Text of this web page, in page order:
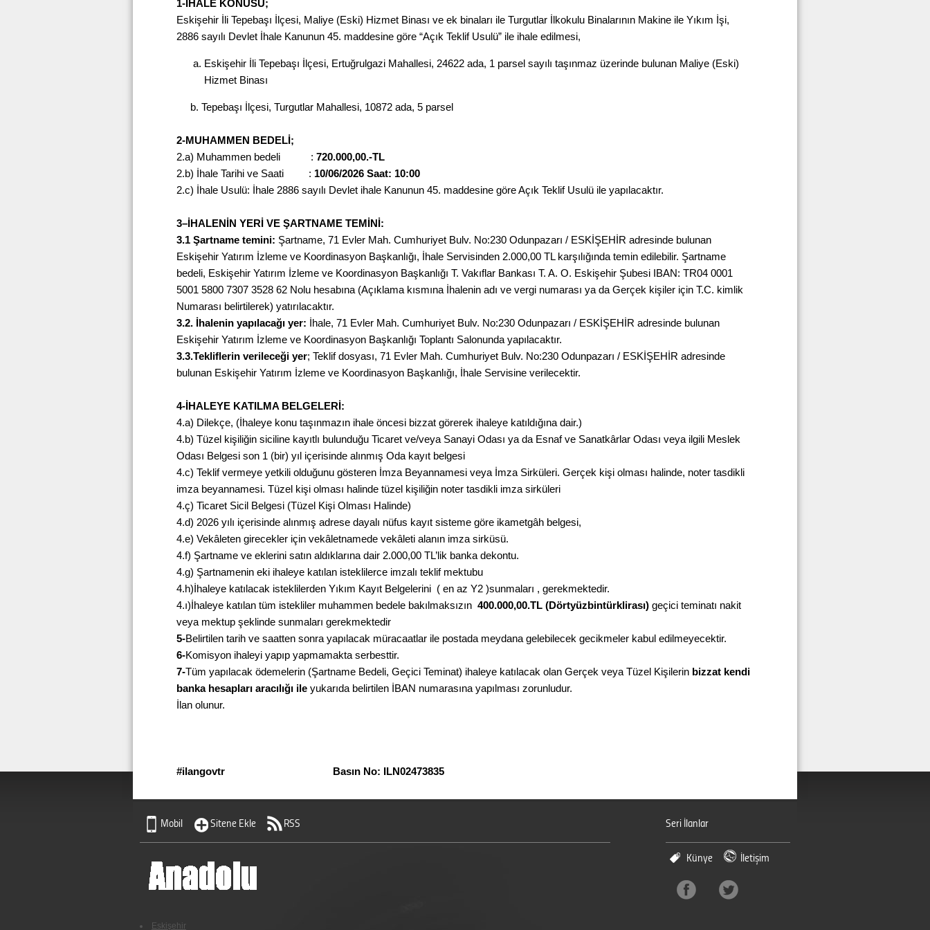
1-İHALE KONUSU;
Eskişehir İli Tepebaşı İlçesi, Maliye (Eski) Hizmet Binası ve ek binaları ile Turgutlar İlkokulu Binalarının Makine ile Yıkım İşi,
2886 sayılı Devlet İhale Kanunun 45. maddesine göre “Açık Teklif Usulü” ile ihale edilmesi,
Eskişehir İli Tepebaşı İlçesi, Ertuğrulgazi Mahallesi, 24622 ada, 1 parsel sayılı taşınmaz üzerinde bulunan Maliye (Eski)
Hizmet Binası
b. Tepebaşı İlçesi, Turgutlar Mahallesi, 10872 ada, 5 parsel
2-MUHAMMEN BEDELİ;
2.a) Muhammen bedeli : 720.000,00.-TL
2.b) İhale Tarihi ve Saati : 10/06/2026 Saat: 10:00
2.c) İhale Usulü: İhale 2886 sayılı Devlet ihale Kanunun 45. maddesine göre Açık Teklif Usulü ile yapılacaktır.
3–İHALENİN YERİ VE ŞARTNAME TEMİNİ:
3.1 Şartname temini: Şartname, 71 Evler Mah. Cumhuriyet Bulv. No:230 Odunpazarı / ESKİŞEHİR adresinde bulunan
Eskişehir Yatırım İzleme ve Koordinasyon Başkanlığı, İhale Servisinden 2.000,00 TL karşılığında temin edilebilir. Şartname
bedeli, Eskişehir Yatırım İzleme ve Koordinasyon Başkanlığı T. Vakıflar Bankası T. A. O. Eskişehir Şubesi IBAN: TR04 0001
5001 5800 7307 3528 62 Nolu hesabına (Açıklama kısmına İhalenin adı ve vergi numarası ya da Gerçek kişiler için T.C. kimlik
Numarası belirtilerek) yatırılacaktır.
3.2. İhalenin yapılacağı yer: İhale, 71 Evler Mah. Cumhuriyet Bulv. No:230 Odunpazarı / ESKİŞEHİR adresinde bulunan
Eskişehir Yatırım İzleme ve Koordinasyon Başkanlığı Toplantı Salonunda yapılacaktır.
3.3.Tekliflerin verileceği yer; Teklif dosyası, 71 Evler Mah. Cumhuriyet Bulv. No:230 Odunpazarı / ESKİŞEHİR adresinde
bulunan Eskişehir Yatırım İzleme ve Koordinasyon Başkanlığı, İhale Servisine verilecektir.
4-İHALEYE KATILMA BELGELERİ:
4.a) Dilekçe, (İhaleye konu taşınmazın ihale öncesi bizzat görerek ihaleye katıldığına dair.)
4.b) Tüzel kişiliğin siciline kayıtlı bulunduğu Ticaret ve/veya Sanayi Odası ya da Esnaf ve Sanatkârlar Odası veya ilgili Meslek
Odası Belgesi son 1 (bir) yıl içerisinde alınmış Oda kayıt belgesi
4.c) Teklif vermeye yetkili olduğunu gösteren İmza Beyannamesi veya İmza Sirküleri. Gerçek kişi olması halinde, noter tasdikli
imza beyannamesi. Tüzel kişi olması halinde tüzel kişiliğin noter tasdikli imza sirküleri
4.ç) Ticaret Sicil Belgesi (Tüzel Kişi Olması Halinde)
4.d) 2026 yılı içerisinde alınmış adrese dayalı nüfus kayıt sisteme göre ikametgâh belgesi,
4.e) Vekâleten girecekler için vekâletnamede vekâleti alanın imza sirküsü.
4.f) Şartname ve eklerini satın aldıklarına dair 2.000,00 TL’lik banka dekontu.
4.g) Şartnamenin eki ihaleye katılan isteklilerce imzalı teklif mektubu
4.h)İhaleye katılacak isteklilerden Yıkım Kayıt Belgelerini ( en az Y2 )sunmaları , gerekmektedir.
4.ı)İhaleye katılan tüm istekliler muhammen bedele bakılmaksızın 400.000,00.TL (Dörtyüzbintürklirası) geçici teminatı nakit
veya mektup şeklinde sunmaları gerekmektedir
5-Belirtilen tarih ve saatten sonra yapılacak müracaatlar ile postada meydana gelebilecek gecikmeler kabul edilmeyecektir.
6-Komisyon ihaleyi yapıp yapmamakta serbesttir.
7-Tüm yapılacak ödemelerin (Şartname Bedeli, Geçici Teminat) ihaleye katılacak olan Gerçek veya Tüzel Kişilerin bizzat kendi
banka hesapları aracılığı ile yukarıda belirtilen İBAN numarasına yapılması zorunludur.
İlan olunur.
#ilangovtr Basın No: ILN02473835
Mobil Sitene Ekle RSS Seri İlanlar
Künye İletişim
Eskişehir